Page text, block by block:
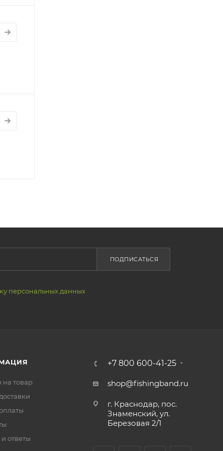
персональных данных
ПОДПИСАТЬСЯ
на товар
ответы
+7 800 600-41-25
shop@fishingband.ru
г. Краснодар, пос.
Знаменский, ул.
Березовая 2/1